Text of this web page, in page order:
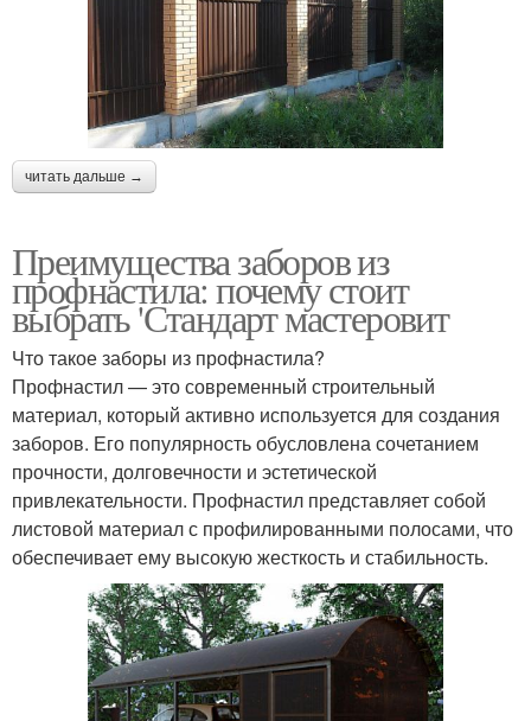
читать дальше →
Преимущества заборов из
профнастила: почему стоит
выбрать 'Стандарт мастеровит
Что такое заборы из профнастила?
Профнастил — это современный строительный
материал, который активно используется для создания
заборов. Его популярность обусловлена сочетанием
прочности, долговечности и эстетической
привлекательности. Профнастил представляет собой
листовой материал с профилированными полосами, что
обеспечивает ему высокую жесткость и стабильность.